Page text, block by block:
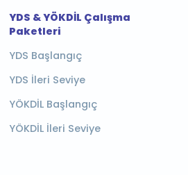
YDS & YÖKDİL Çalışma
Paketleri
YDS Başlangıç
YDS İleri Seviye
YÖKDİL Başlangıç
YÖKDİL İleri Seviye